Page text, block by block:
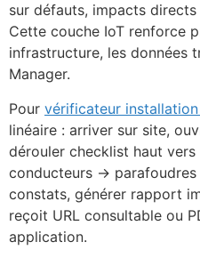
sur défauts, impacts
Cette couche IoT renforce
infrastructure, les données
Manager.
Pour vérificateur
linéaire : arriver sur site,
dérouler checklist haut
conducteurs →
constats, générer rapport
reçoit URL consultable ou
application.